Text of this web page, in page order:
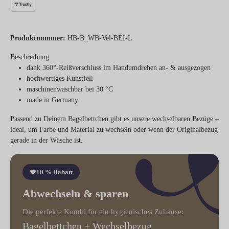
Produktnummer: HB-B_WB-Vel-BEI-L
Beschreibung
dank 360°-Reißverschluss im Handumdrehen an- & ausgezogen
hochwertiges Kunstfell
maschinenwaschbar bei 30 °C
made in Germany
Passend zu Deinem Bagelbettchen gibt es unsere wechselbaren Bezüge –
ideal, um Farbe und Material zu wechseln oder wenn der Originalbezug
gerade in der Wäsche ist.
10 % Rabatt
Abwechseln & sparen
Die perfekte Kombi für ein hygienisches Zuhause:
Bagelbettchen + Wechselbezug